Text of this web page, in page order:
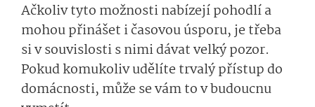
Ačkoliv tyto možnosti nabízejí pohodlí a
mohou přinášet i časovou úsporu, je třeba
si v souvislosti s nimi dávat velký pozor.
Pokud komukoliv udělíte trvalý přístup do
domácnosti, může se vám to v budoucnu